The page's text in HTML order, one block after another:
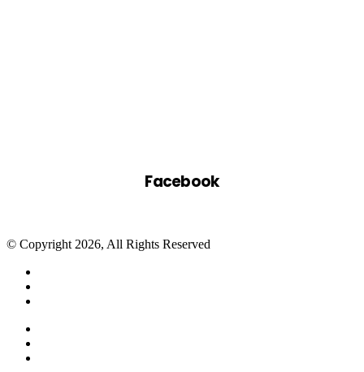
Facebook
© Copyright 2026, All Rights Reserved
Facebook
Twitter
WhatsApp
Telegram
Close